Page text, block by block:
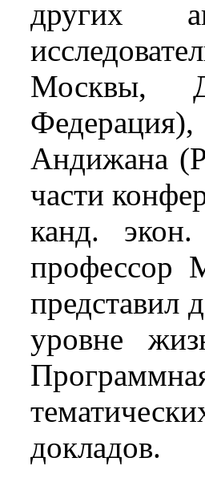
других
Москвы,
Андижана
части
канд.
профессор
представил
уровне
докладов.